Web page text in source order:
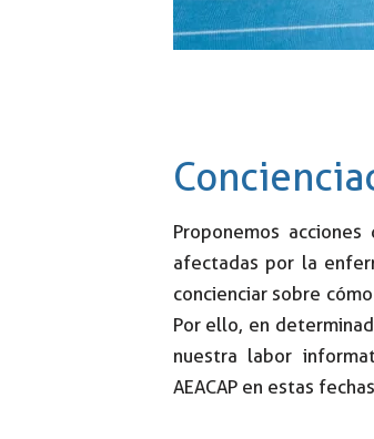
Proponemos
afectadas por la
concienciar sobre
Por ello, en
nuestra labor
AEACAP en estas